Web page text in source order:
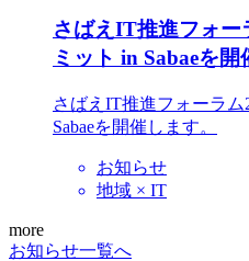
さばえIT推進フォー
ミット in Sabaeを開
さばえIT推進フォーラ
Sabaeを開催します。
お知らせ
地域 × IT
more
お知らせ一覧へ